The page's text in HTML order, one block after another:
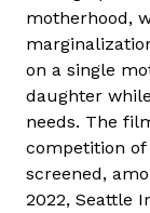
motherhood,
on a single
daughter
needs. The
competition of
screened,
2022, Seattle